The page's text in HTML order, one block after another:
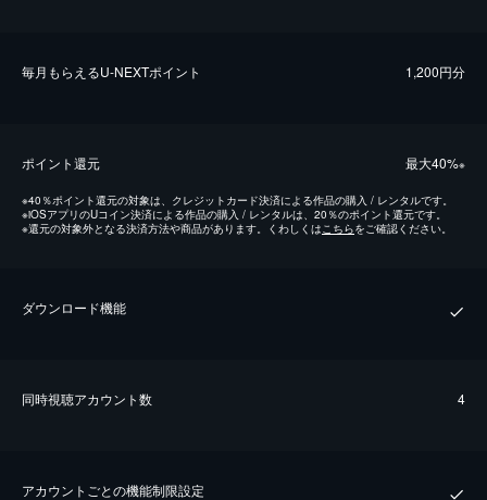
毎⽉もらえるU-NEXTポイント 1,200円分
ポイント還元 最⼤40%※
※40％ポイント還元の対象は、クレジットカード決済による作品の購入 / レンタルです。
※iOSアプリのUコイン決済による作品の購入 / レンタルは、20％のポイント還元です。
※還元の対象外となる決済方法や商品があります。くわしくはこちらをご確認ください。
ダウンロード機能
同時視聴アカウント数 4
アカウントごとの機能制限設定